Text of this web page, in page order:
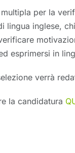
per la
lingua inglese,
esprimersi in
verrà
la candidatura